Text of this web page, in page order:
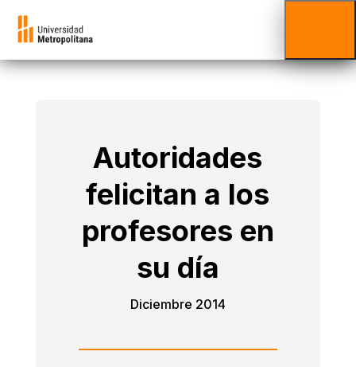
Autoridades
felicitan a los
profesores en
su día
Diciembre 2014